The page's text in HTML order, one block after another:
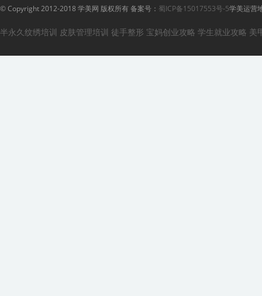
© Copyright 2012-2018 学美网 版权所有 备案号： 蜀ICP备15017553号-5学美运营
半永久纹绣培训 皮肤管理培训 徒手整形 宝妈创业攻略 学生就业攻略 美